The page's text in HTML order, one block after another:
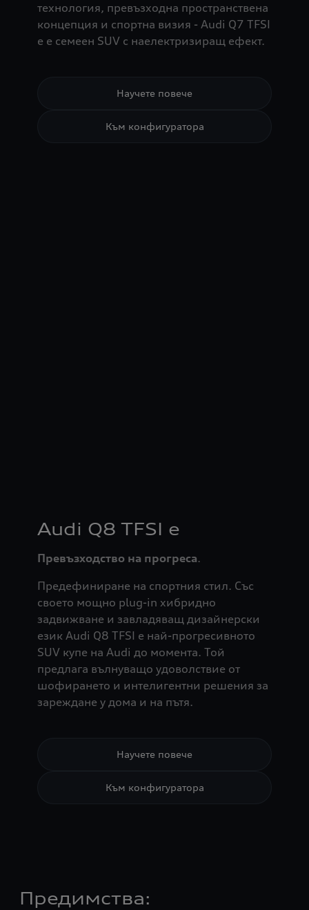
технология, превъзходна пространствена
концепция и спортна визия - Audi Q7 TFSI
e е семеен SUV с наелектризиращ ефект.
Научете повече
Към конфигуратора
Audi Q8 TFSI e
Превъзходство на прогреса.
Предефиниране на спортния стил. Със
своето мощно plug-in хибридно
задвижване и завладяващ дизайнерски
език Audi Q8 TFSI e най-прогресивното
SUV купе на Audi до момента. Той
предлага вълнуващо удоволствие от
шофирането и интелигентни решения за
зареждане у дома и на пътя.
Научете повече
Към конфигуратора
Предимства: